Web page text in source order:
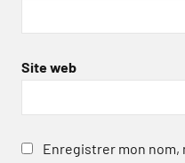
Site web
Enregistrer mon nom,